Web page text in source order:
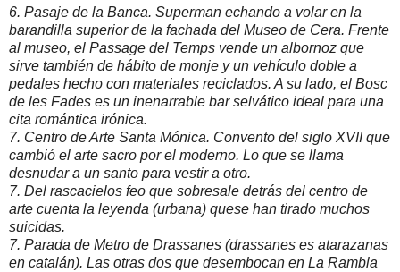
6. Pasaje de la Banca. Superman echando a volar en la
barandilla superior de la fachada del Museo de Cera. Frente
al museo, el Passage del Temps vende un albornoz que
sirve también de hábito de monje y un vehículo doble a
pedales hecho con materiales reciclados. A su lado, el Bosc
de les Fades es un inenarrable bar selvático ideal para una
cita romántica irónica.
7. Centro de Arte Santa Mónica. Convento del siglo XVII que
cambió el arte sacro por el moderno. Lo que se llama
desnudar a un santo para vestir a otro.
7. Del rascacielos feo que sobresale detrás del centro de
arte cuenta la leyenda (urbana) quese han tirado muchos
suicidas.
7. Parada de Metro de Drassanes (drassanes es atarazanas
en catalán). Las otras dos que desembocan en La Rambla